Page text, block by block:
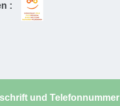
:
und Telefonnummer